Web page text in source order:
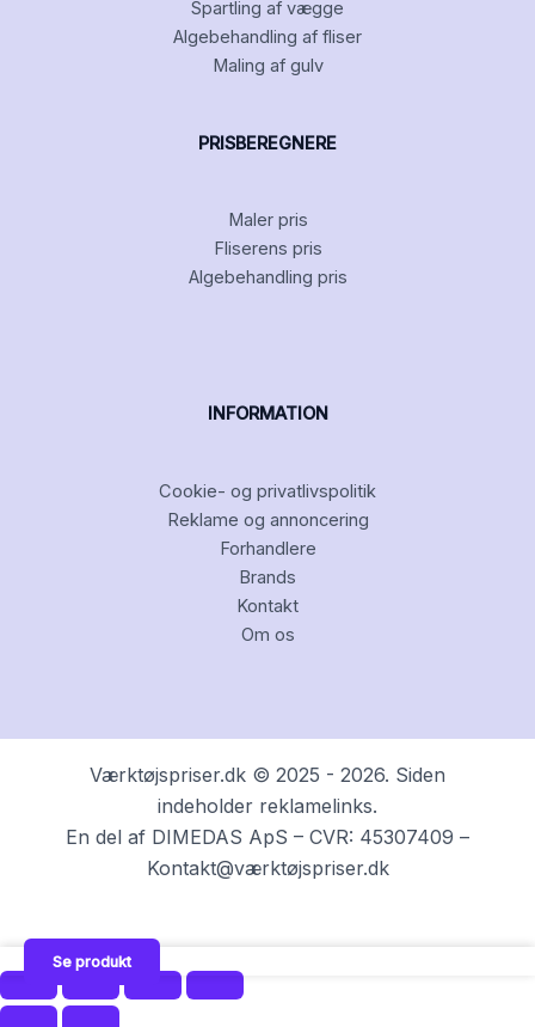
Spartling af vægge
Algebehandling af fliser
Maling af gulv
PRISBEREGNERE
Maler pris
Fliserens pris
Algebehandling pris
INFORMATION
Cookie- og privatlivspolitik
Reklame og annoncering
Forhandlere
Brands
Kontakt
Om os
Værktøjspriser.dk © 2025 - 2026. Siden
indeholder reklamelinks.
En del af DIMEDAS ApS – CVR: 45307409 –
Kontakt@værktøjspriser.dk
Se produkt